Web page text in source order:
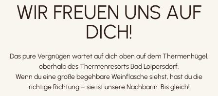
WIR FREUEN UNS AUF
DICH!
Das pure Vergnügen wartet auf dich oben auf dem Thermenhügel,
oberhalb des Thermenresorts Bad Loipersdorf.
Wenn du eine große begehbare Weinflasche siehst, hast du die
richtige Richtung – sie ist unsere Nachbarin. Bis gleich!